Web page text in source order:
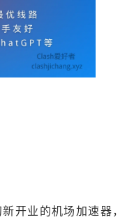
开业的机场加速器，